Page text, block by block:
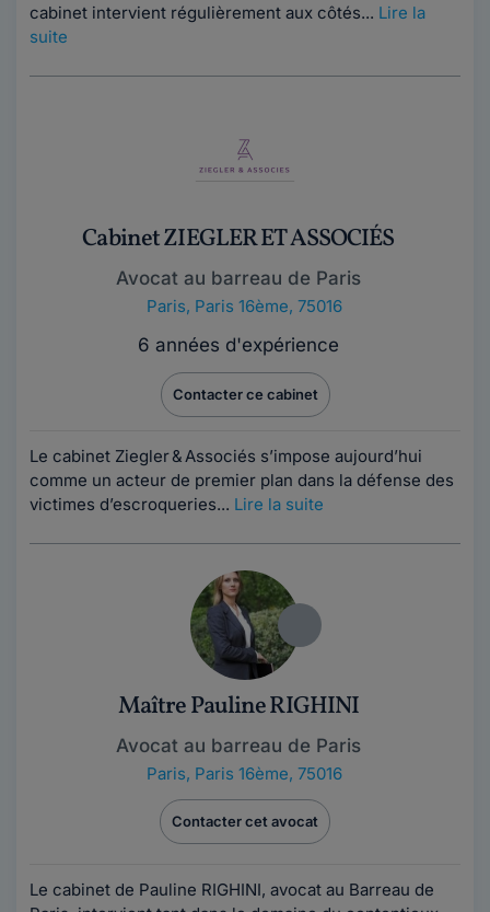
cabinet intervient régulièrement aux côtés... Lire la
suite
Cabinet ZIEGLER ET ASSOCIÉS
Avocat au barreau de Paris
Paris, Paris 16ème, 75016
6 années d'expérience
Contacter ce cabinet
Le cabinet Ziegler & Associés s’impose aujourd’hui
comme un acteur de premier plan dans la défense des
victimes d’escroqueries... Lire la suite
Maître Pauline RIGHINI
Avocat au barreau de Paris
Paris, Paris 16ème, 75016
Contacter cet avocat
Le cabinet de Pauline RIGHINI, avocat au Barreau de